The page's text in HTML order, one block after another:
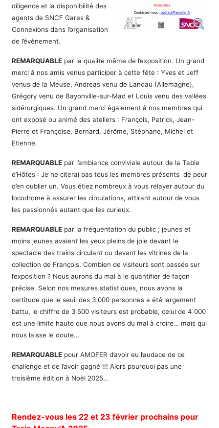
diligence et la disponibilité des
agents de SNCF Gares &
Connexions dans l’organisation
de l’évènement.
REMARQUABLE par la qualité même de l’exposition. Un grand
merci à nos amis venus participer à cette fête : Yves et Jeff
venus de la Meuse, Andreas venu de Landau (Allemagne),
Grégory venu de Bayonville-sur-Mad et Louis venu des vallées
sidérurgiques. Un grand merci également à nos membres qui
ont exposé ou animé des ateliers : François, Patrick, Jean-
Pierre et Françoise, Bernard, Jérôme, Stéphane, Michel et
Etienne.
REMARQUABLE par l’ambiance conviviale autour de la Table
d’Hôtes : Je ne citerai pas tous les membres présents de peur
d’en oublier un. Vous étiez nombreux à vous relayer autour du
locodrome à assurer les circulations, attirant autour de vous
les passionnés autant que les curieux.
REMARQUABLE par la fréquentation du public ; jeunes et
moins jeunes avaient les yeux pleins de joie devant le
spectacle des trains circulant ou devant les vitrines de la
collection de François. Combien de visiteurs sont passés sur
l’exposition ? Nous aurons du mal à le quantifier de façon
précise. Selon nos mesures statistiques, nous avons la
certitude que le seuil des 3 000 personnes a été largement
battu, le chiffre de 3 500 visiteurs est probable, celui de 4 000
est une limite haute que nous avons du mal à croire… mais qui
nous laisse le doute…
REMARQUABLE pour AMOFER d’avoir eu l’audace de ce
challenge et de l’avoir gagné !!! Alors pourquoi pas une
troisième édition à Noël 2025…
Rendez-vous les 22 et 23 février prochains pour